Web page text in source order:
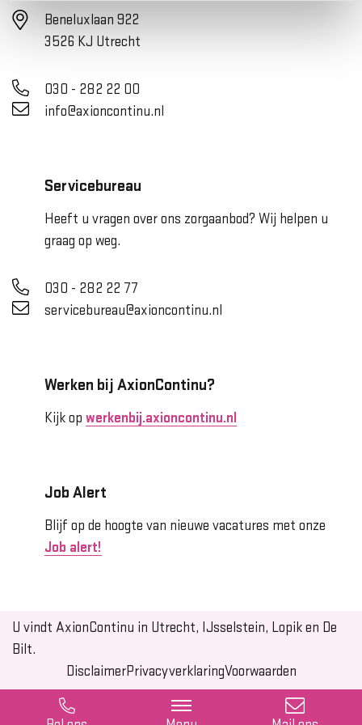
Beneluxlaan 922
3526 KJ Utrecht
030 - 282 22 00
info@axioncontinu.nl
Servicebureau
Heeft u vragen over ons zorgaanbod? Wij helpen u
graag op weg.
030 - 282 22 77
servicebureau@axioncontinu.nl
Werken bij AxionContinu?
Kijk op werkenbij.axioncontinu.nl
Job Alert
Blijf op de hoogte van nieuwe vacatures met onze
Job alert!
U vindt AxionContinu in Utrecht, IJsselstein, Lopik en De
Bilt.
DisclaimerPrivacyverklaringVoorwaarden